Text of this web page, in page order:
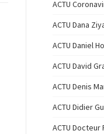
ACTU
ACTU Dana
ACTU Daniel
ACTU David
ACTU Denis
ACTU Didier
ACTU